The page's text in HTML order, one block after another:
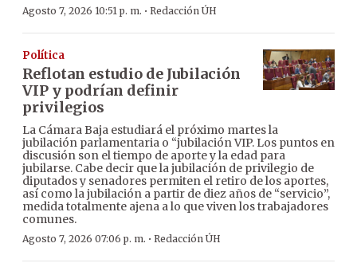
Agosto 7, 2026 10:51 p. m. · Redacción ÚH
Política
Reflotan estudio de Jubilación
VIP y podrían definir
privilegios
La Cámara Baja estudiará el próximo martes la
jubilación parlamentaria o “jubilación VIP. Los puntos en
discusión son el tiempo de aporte y la edad para
jubilarse. Cabe decir que la jubilación de privilegio de
diputados y senadores permiten el retiro de los aportes,
así como la jubilación a partir de diez años de “servicio”,
medida totalmente ajena a lo que viven los trabajadores
comunes.
Agosto 7, 2026 07:06 p. m. · Redacción ÚH